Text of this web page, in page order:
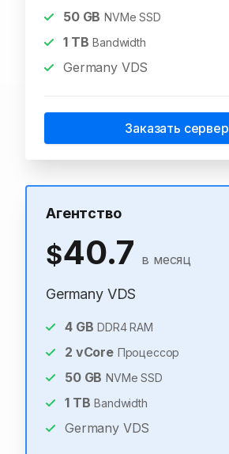
50GB NVMe SSD
1TB Bandwidth
Germany VDS
Заказать сервер
Агентство
$40.7 в месяц
Germany VDS
4GB DDR4 RAM
2 vCore Процессор
50GB NVMe SSD
1TB Bandwidth
Germany VDS